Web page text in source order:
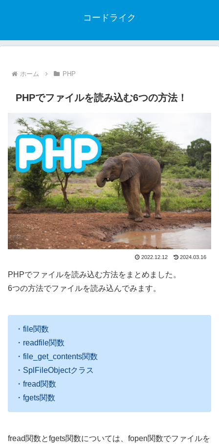
コードライク
ホーム PHP
PHPでファイルを読み込む6つの方法！
2022.12.12 2024.03.16
PHPでファイルを読み込む方法をまとめました。
6つの方法でファイルを読み込んでみます。
・file関数
・readfile関数
・file_get_contents関数
・SplFileObjectクラス
・fread関数
・fgets関数
fread関数とfgets関数については、fopen関数でファイルを